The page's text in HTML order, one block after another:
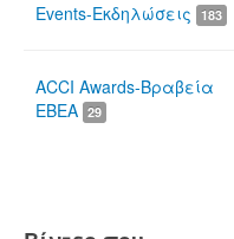
Events-Εκδηλώσεις 183
ACCI Awards-Βραβεία
ΕΒΕΑ 29